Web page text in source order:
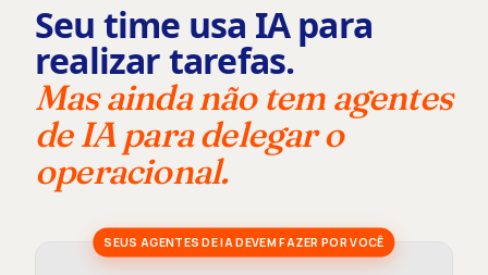
Seu time usa IA para
realizar tarefas.
Mas ainda não tem agentes
de IA para delegar o
operacional.
SEUS AGENTES DE IA DEVEM FAZER POR VOCÊ